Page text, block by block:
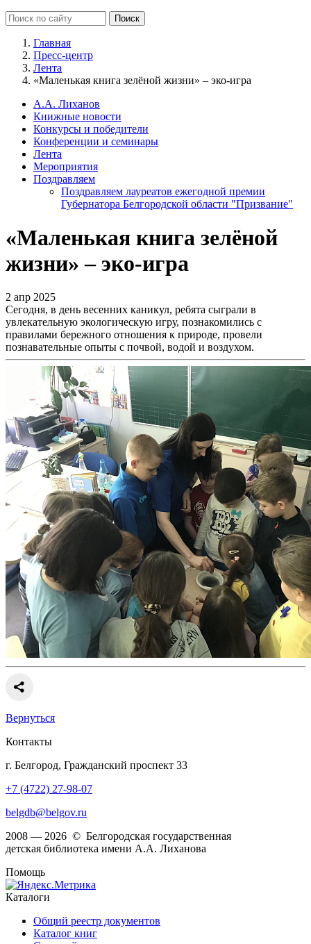
Главная
Пресс-центр
Лента
«Маленькая книга зелёной жизни» – эко-игра
А.А. Лиханов
Книжные новости
Конкурсы и победители
Конференции и семинары
Лента
Мероприятия
Поздравляем
Поздравляем лауреатов ежегодной премии
Губернатора Белгородской области "Призвание"
«Маленькая книга зелёной
жизни» – эко-игра
2 апр 2025
Сегодня, в день весенних каникул, ребята сыграли в
увлекательную экологическую игру, познакомились с
правилами бережного отношения к природе, провели
познавательные опыты с почвой, водой и воздухом.
Вернуться
Контакты
г. Белгород, Гражданский проспект 33
+7 (4722) 27-98-07
belgdb@belgov.ru
2008 — 2026 © Белгородская государственная
детская библиотека имени А.А. Лиханова
Помощь
Каталоги
Общий реестр документов
Каталог книг